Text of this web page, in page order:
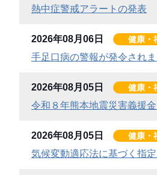
熱中症警戒アラートの発表
2026年08月06日 健康・
手足口病の警報が発令され
2026年08月05日 健康・
令和８年熊本地震災害義援
2026年08月05日 健康・
気候変動適応法に基づく指